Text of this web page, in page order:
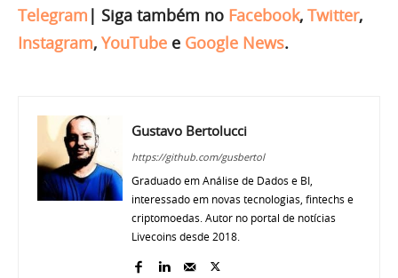
Telegram | Siga também no Facebook, Twitter,
Instagram, YouTube e Google News.
Gustavo Bertolucci
https://github.com/gusbertol
Graduado em Análise de Dados e BI,
interessado em novas tecnologias, fintechs e
criptomoedas. Autor no portal de notícias
Livecoins desde 2018.